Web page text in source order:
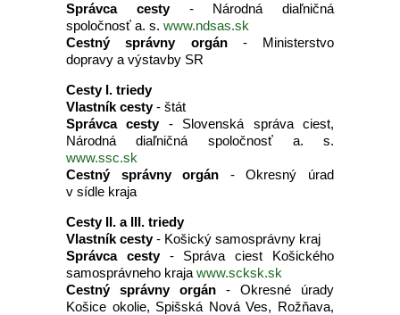
Správca cesty - Národná diaľničná
spoločnosť a. s. www.ndsas.sk
Cestný správny orgán - Ministerstvo
dopravy a výstavby SR
Cesty I. triedy
Vlastník cesty- štát
Správca cesty- Slovenská správa ciest,
Národná diaľničná spoločnosť a. s.
www.ssc.sk
Cestný správny orgán - Okresný úrad
v sídle kraja
Cesty II. a III. triedy
Vlastník cesty- Košický samosprávny kraj
Správca cesty- Správa ciest Košického
samosprávneho kraja www.scksk.sk
Cestný správny orgán - Okresné úrady
Košice okolie, Spišská Nová Ves, Rožňava,